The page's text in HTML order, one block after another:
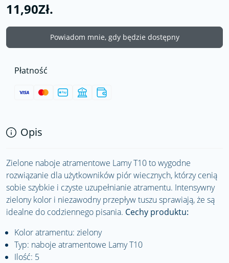
11,90Zł.
Powiadom mnie, gdy będzie dostępny
Płatność
Opis
Zielone naboje atramentowe Lamy T10 to wygodne
rozwiązanie dla użytkowników piór wiecznych, którzy cenią
sobie szybkie i czyste uzupełnianie atramentu. Intensywny
zielony kolor i niezawodny przepływ tuszu sprawiają, że są
idealne do codziennego pisania. Cechy produktu:
Kolor atramentu: zielony
Typ: naboje atramentowe Lamy T10
Ilość: 5